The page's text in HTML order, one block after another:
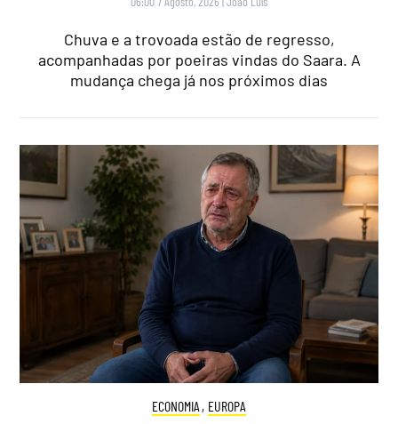
Chuva e a trovoada estão de regresso,
acompanhadas por poeiras vindas do Saara. A
mudança chega já nos próximos dias
ECONOMIA , EUROPA